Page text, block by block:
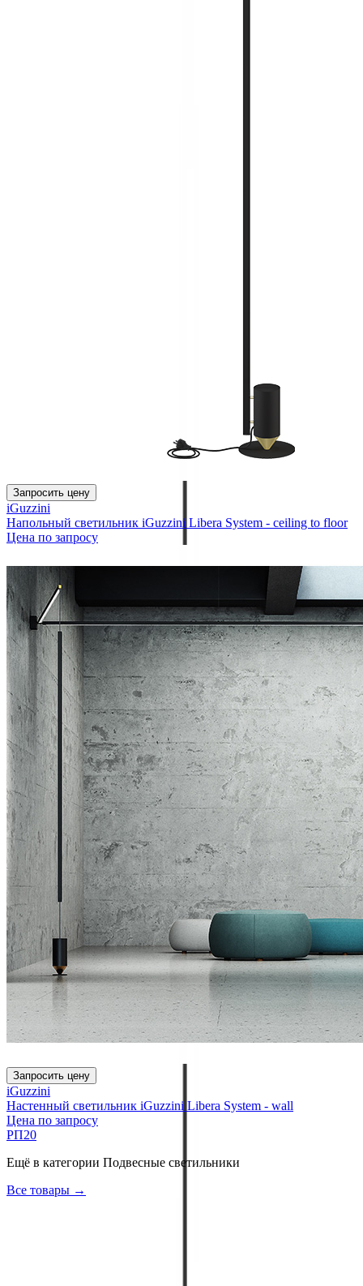
Запросить цену
iGuzzini
Напольный светильник iGuzzini Libera System - ceiling to floor
Цена по запросу
Запросить цену
iGuzzini
Настенный светильник iGuzzini Libera System - wall
Цена по запросу
РП20
Ещё в категории Подвесные светильники
Все товары →